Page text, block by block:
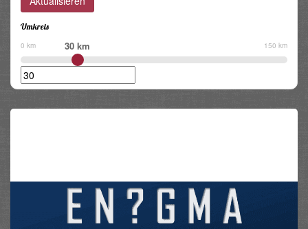
Umkreis
0 km 150 km
30 km